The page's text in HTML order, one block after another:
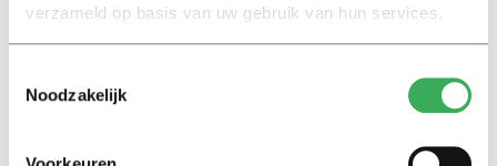
verzameld op basis van uw gebruik van hun services.
Noodzakelijk
Marion Koopmans over online
bedreigingen en desinformatie: